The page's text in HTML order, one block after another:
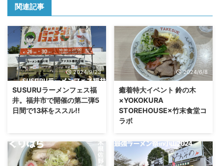
関連記事
2024/9/23
SUSURUラーメンフェス福
井。福井市で開催の第二弾5
日間で13杯をススル!!
2024/6/8
癒着特大イベント 鈴の木
×YOKOKURA
STOREHOUSE×竹末食堂コ
ラボ